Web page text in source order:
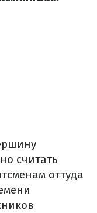
считать
оттуда